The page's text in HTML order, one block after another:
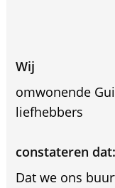
Wij
omwonende
liefhebbers
constateren dat:
Dat we ons